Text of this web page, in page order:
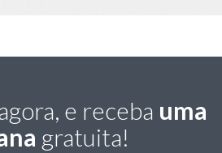
e receba uma
gratuita!